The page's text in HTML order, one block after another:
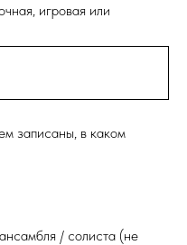
игровая или
записаны, в каком
/ солиста (не